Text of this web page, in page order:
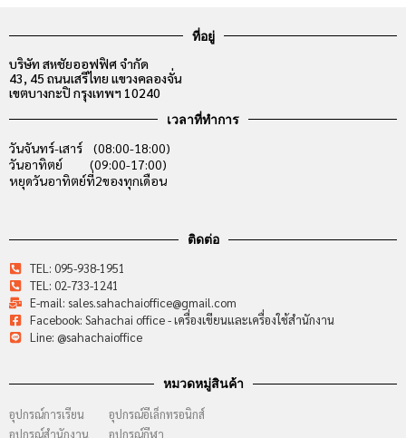
ที่อยู่
บริษัท สหชัยออฟฟิศ จำกัด
43, 45 ถนนเสรีไทย แขวงคลองจั่น
เขตบางกะปิ กรุงเทพฯ 10240
เวลาที่ทำการ
วันจันทร์-เสาร์ (08:00-18:00)
วันอาทิตย์ (09:00-17:00)
หยุดวันอาทิตย์ที่2ของทุกเดือน
ติดต่อ
TEL: 095-938-1951
TEL: 02-733-1241
E-mail: sales.sahachaioffice@gmail.com
Facebook: Sahachai office - เครื่องเขียนและเครื่องใช้สำนักงาน
Line: @sahachaioffice
หมวดหมู่สินค้า
อุปกรณ์การเรียน
อุปกรณ์สำนักงาน
อุปกรณ์อีเล็กทรอนิกส์
อุปกรณ์กีฬา